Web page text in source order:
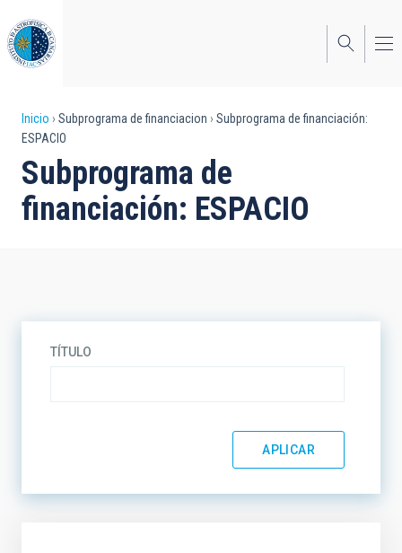
al
contenido
principal
Sobrescribir
enlaces
de
ayuda
Inicio Subprograma de financiacion
Subprograma de financiación:
ESPACIO
Subprograma de
financiación: ESPACIO
TÍTULO